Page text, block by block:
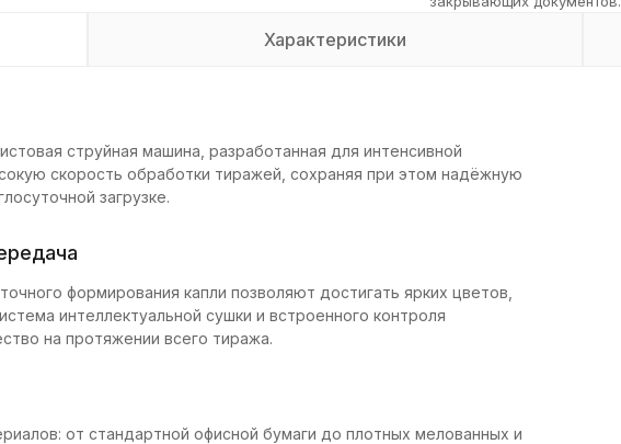
Характеристики
струйная машина, разработанная для интенсивной
скорость обработки тиражей, сохраняя при этом надёжную
загрузке.
формирования капли позволяют достигать ярких цветов,
интеллектуальной сушки и встроенного контроля
на протяжении всего тиража.
от стандартной офисной бумаги до плотных мелованных и